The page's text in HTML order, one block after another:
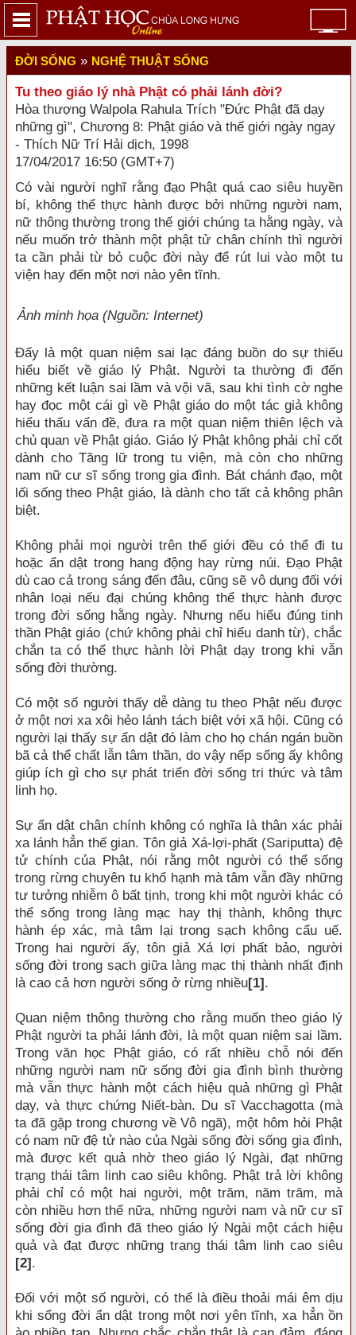
ĐỜI SỐNG » NGHỆ THUẬT SỐNG
Tu theo giáo lý nhà Phật có phải lánh đời?
Hòa thượng Walpola Rahula Trích "Đức Phật đã dạy
những gì", Chương 8: Phật giáo và thế giới ngày ngay
- Thích Nữ Trí Hải dịch, 1998
17/04/2017 16:50 (GMT+7)
Có vài người nghĩ rằng đạo Phật quá cao siêu huyền
bí, không thể thực hành được bởi những người nam,
nữ thông thường trong thế giới chúng ta hằng ngày, và
nếu muốn trở thành một phật tử chân chính thì người
ta cần phải từ bỏ cuộc đời này để rút lui vào một tu
viện hay đến một nơi nào yên tĩnh.
Ảnh minh họa (Nguồn: Internet)
Ðấy là một quan niệm sai lạc đáng buồn do sự thiếu
hiểu biết về giáo lý Phật. Người ta thường đi đến
những kết luận sai lầm và vội vã, sau khi tình cờ nghe
hay đọc một cái gì về Phật giáo do một tác giả không
hiểu thấu vấn đề, đưa ra một quan niệm thiên lệch và
chủ quan về Phật giáo. Giáo lý Phật không phải chỉ cốt
dành cho Tăng lữ trong tu viện, mà còn cho những
nam nữ cư sĩ sống trong gia đình. Bát chánh đạo, một
lối sống theo Phật giáo, là dành cho tất cả không phân
biệt.
Không phải mọi người trên thế giới đều có thể đi tu
hoặc ẩn dật trong hang động hay rừng núi. Ðạo Phật
dù cao cả trong sáng đến đâu, cũng sẽ vô dụng đối với
nhân loại nếu đại chúng không thể thực hành được
trong đời sống hằng ngày. Nhưng nếu hiểu đúng tinh
thần Phật giáo (chứ không phải chỉ hiểu danh từ), chắc
chắn ta có thể thực hành lời Phật dạy trong khi vẫn
sống đời thường.
Có một số người thấy dễ dàng tu theo Phật nếu được
ở một nơi xa xôi hẻo lánh tách biệt với xã hội. Cũng có
người lại thấy sự ẩn dật đó làm cho họ chán ngán buồn
bã cả thể chất lẫn tâm thần, do vậy nếp sống ấy không
giúp ích gì cho sự phát triển đời sống tri thức và tâm
linh họ.
Sự ẩn dật chân chính không có nghĩa là thân xác phải
xa lánh hẳn thế gian. Tôn giả Xá-lợi-phất (Sariputta) đệ
tử chính của Phật, nói rằng một người có thể sống
trong rừng chuyên tu khổ hạnh mà tâm vẫn đầy những
tư tưởng nhiễm ô bất tịnh, trong khi một người khác có
thể sống trong làng mạc hay thị thành, không thực
hành ép xác, mà tâm lại trong sạch không cấu uế.
Trong hai người ấy, tôn giả Xá lợi phất bảo, người
sống đời trong sạch giữa làng mạc thị thành nhất định
là cao cả hơn người sống ở rừng nhiều[1].
Quan niệm thông thường cho rằng muốn theo giáo lý
Phật người ta phải lánh đời, là một quan niệm sai lầm.
Trong văn học Phật giáo, có rất nhiều chỗ nói đến
những người nam nữ sống đời gia đình bình thường
mà vẫn thực hành một cách hiệu quả những gì Phật
dạy, và thực chứng Niết-bàn. Du sĩ Vacchagotta (mà
ta đã gặp trong chương về Vô ngã), một hôm hỏi Phật
có nam nữ đệ tử nào của Ngài sống đời sống gia đình,
mà được kết quả nhờ theo giáo lý Ngài, đạt những
trạng thái tâm linh cao siêu không. Phật trả lời không
phải chỉ có một hai người, một trăm, năm trăm, mà
còn nhiều hơn thế nữa, những người nam và nữ cư sĩ
sống đời gia đình đã theo giáo lý Ngài một cách hiệu
quả và đạt được những trạng thái tâm linh cao siêu
[2].
Ðối với một số người, có thể là điều thoải mái êm dịu
khi sống đời ẩn dật trong một nơi yên tĩnh, xa hẳn ồn